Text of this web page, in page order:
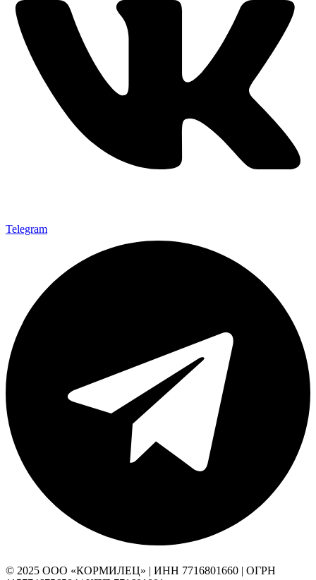
Telegram
© 2025 ООО «КОРМИЛЕЦ» | ИНН 7716801660 | ОГРН